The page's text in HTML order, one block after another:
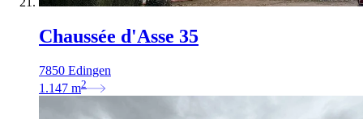
Chaussée d'Asse 35
7850 Edingen
1.147 m2